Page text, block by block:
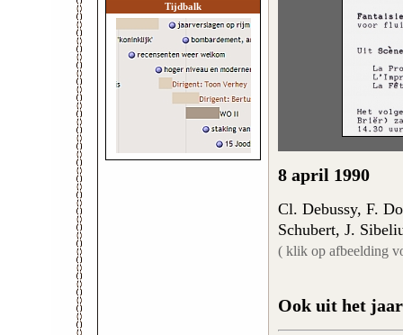
Tijdbalk
8 april 1990
Cl. Debussy, F.
Schubert, J.
( klik op afbeelding
Ook uit het